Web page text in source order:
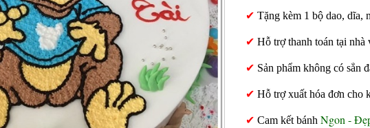
✔ Tặng kèm 1 bộ dao, dĩa,
✔ Hỗ trợ thanh toán tại nhà
✔ Sản phẩm không có sẳn
✔ Hỗ trợ xuất hóa đơn cho
✔ Cam kết bánh Ngon -